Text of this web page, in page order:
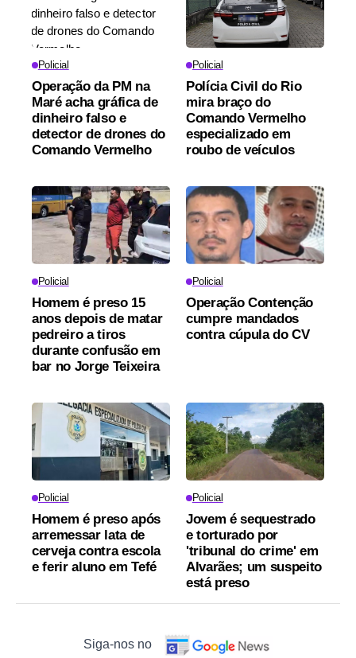
Policial
Operação da PM na
Maré acha gráfica de
dinheiro falso e
detector de drones do
Comando Vermelho
Policial
Polícia Civil do Rio
mira braço do
Comando Vermelho
especializado em
roubo de veículos
Policial
Homem é preso 15
anos depois de matar
pedreiro a tiros
durante confusão em
bar no Jorge Teixeira
Policial
Operação Contenção
cumpre mandados
contra cúpula do CV
Policial
Homem é preso após
arremessar lata de
cerveja contra escola
e ferir aluno em Tefé
Policial
Jovem é sequestrado
e torturado por
'tribunal do crime' em
Alvarães; um suspeito
está preso
Siga-nos no